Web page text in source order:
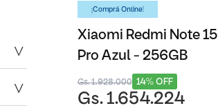
¡Comprá Online!
Xiaomi Redmi Note 15
Pro Azul - 256GB
14% OFF
Gs. 1.928.000
Gs. 1.654.224